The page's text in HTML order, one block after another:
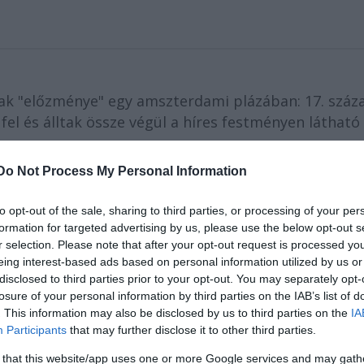
Not Process My Personal Information
opt-out of the sale, sharing to third parties, or processing of your
for targeted advertising by us, please use the below opt-out
selection. Please note that after your opt-out request is processed
interest-based ads based on personal information utilized by us
to third parties prior to your opt-out. You may separately
of your personal information by third parties on the IAB’s list of
This information may also be disclosed by us to third parties on the
Participants that may further disclose it to other third parties.
that this website/app uses one or more Google services and may
"előzménye" egy amszterdami plázában: 17.
és álltak össze végül a híres festményen látható
kiszaladt egy boltból hóna alatt a
üldözőbe vette a Lúdas Matyira hajazó legényt. A
a kosztümös alakok felvették a
Mindegyikük öltözéke tökéletes mása volt a híres
is azonos, és persze nem hiányzott a